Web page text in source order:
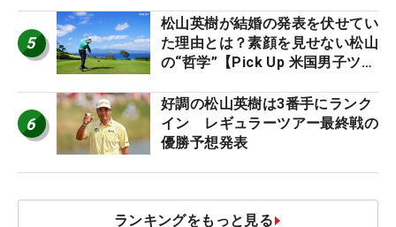
5
松山英樹が結婚の発表を伏せてい
た理由とは？素顔を見せない松山
の“哲学”【Pick Up 米国男子ツア
6
好調の松山英樹は3番手にランク
イン レギュラーツアー最終戦の
優勝予想発表
ランキングをもっと見る